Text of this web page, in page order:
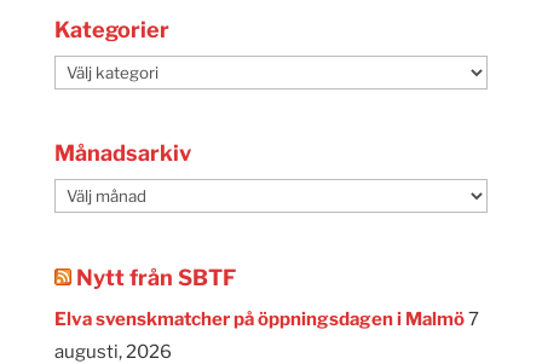
Kategorier
Kategorier
Månadsarkiv
Månadsarkiv
Nytt från SBTF
Elva svenskmatcher på öppningsdagen i Malmö7
augusti, 2026